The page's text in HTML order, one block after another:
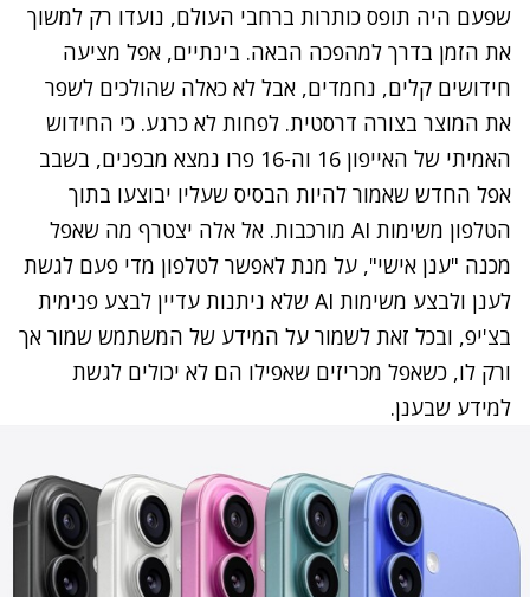
שפעם היה תופס כותרות ברחבי העולם, נועדו רק למשוך
את הזמן בדרך למהפכה הבאה. בינתיים, אפל מציעה
חידושים קלים, נחמדים, אבל לא כאלה שהולכים לשפר
את המוצר בצורה דרסטית. לפחות לא כרגע. כי החידוש
האמיתי של האייפון 16 וה-16 פרו נמצא מבפנים, בשבב
אפל החדש שאמור להיות הבסיס שעליו יבוצעו בתוך
הטלפון משימות AI מורכבות. אל אלה יצטרף מה שאפל
מכנה "ענן אישי", על מנת לאפשר לטלפון מדי פעם לגשת
לענן ולבצע משימות AI שלא ניתנות עדיין לבצע פנימית
בצ'יפ, ובכל זאת לשמור על המידע של המשתמש שמור אך
ורק לו, כשאפל מכריזים שאפילו הם לא יכולים לגשת
למידע שבענן.